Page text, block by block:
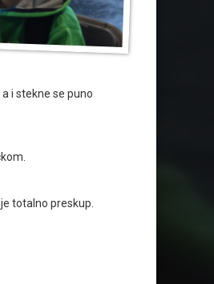
i stekne se puno
totalno preskup.